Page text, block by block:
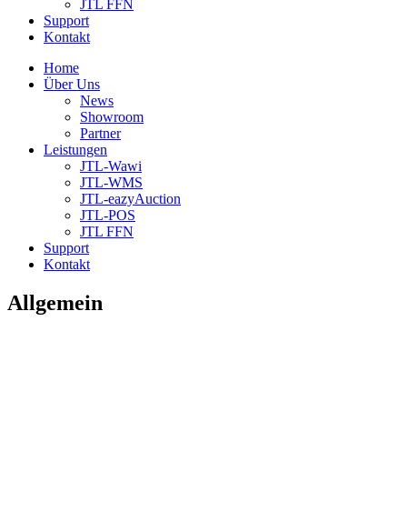
JTL FFN
Support
Kontakt
Home
Über Uns
News
Showroom
Partner
Leistungen
JTL-Wawi
JTL-WMS
JTL-eazyAuction
JTL-POS
JTL FFN
Support
Kontakt
Allgemein